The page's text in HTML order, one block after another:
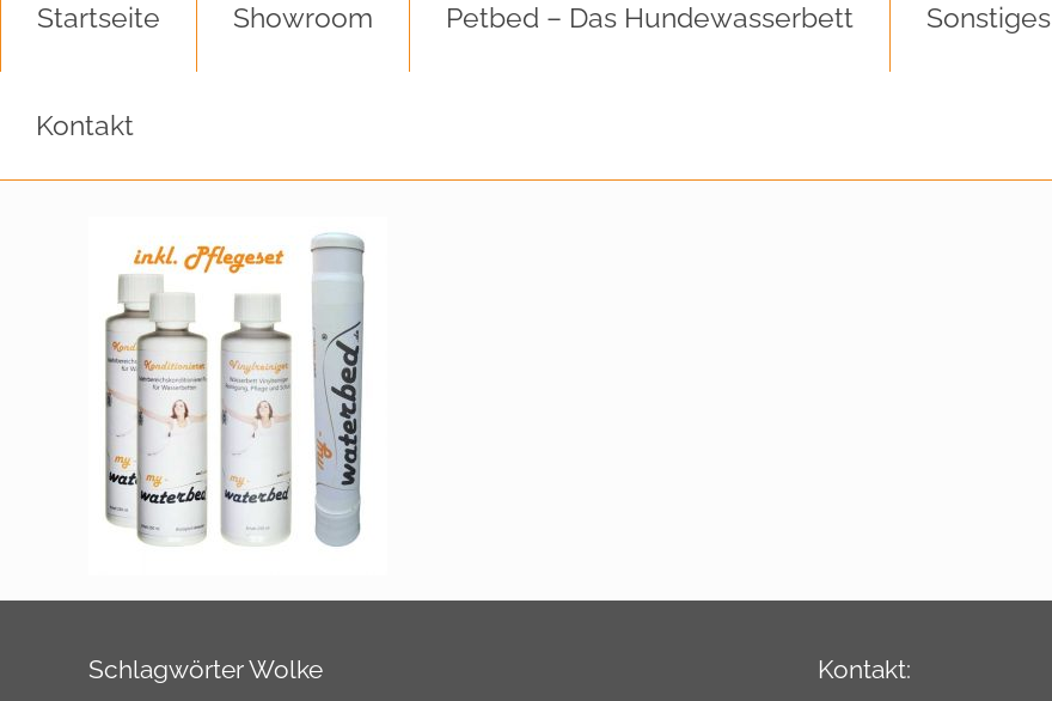
Startseite Showroom Petbed – Das Hundewasserbett Sonstiges
Kontakt
Schlagwörter Wolke Kontakt: